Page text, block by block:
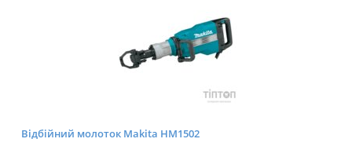
Відбійний молоток Makita HM1502